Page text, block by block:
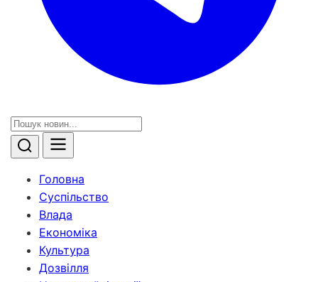
Головна
Суспільство
Влада
Економіка
Культура
Дозвілля